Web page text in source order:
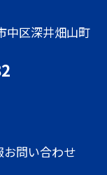
中区深井畑山町
お問い合わせ